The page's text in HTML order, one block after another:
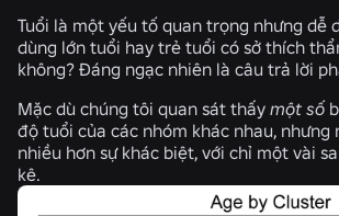
Tuổi là một yếu tố quan trọng nhưng dễ
dùng lớn tuổi hay trẻ tuổi có sở thích
không? Đáng ngạc nhiên là câu trả lời
Mặc dù chúng tôi quan sát thấy một số
độ tuổi của các nhóm khác nhau, nhưng
nhiều hơn sự khác biệt, với chỉ một vài
kê.